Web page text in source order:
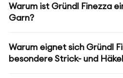
Warum ist Gründl Finezza
Garn?
Warum eignet sich Gründl
besondere Strick- und